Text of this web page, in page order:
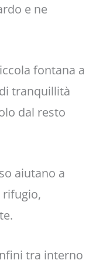
e ne
fontana a
tranquillità
dal resto
aiutano a
tra interno